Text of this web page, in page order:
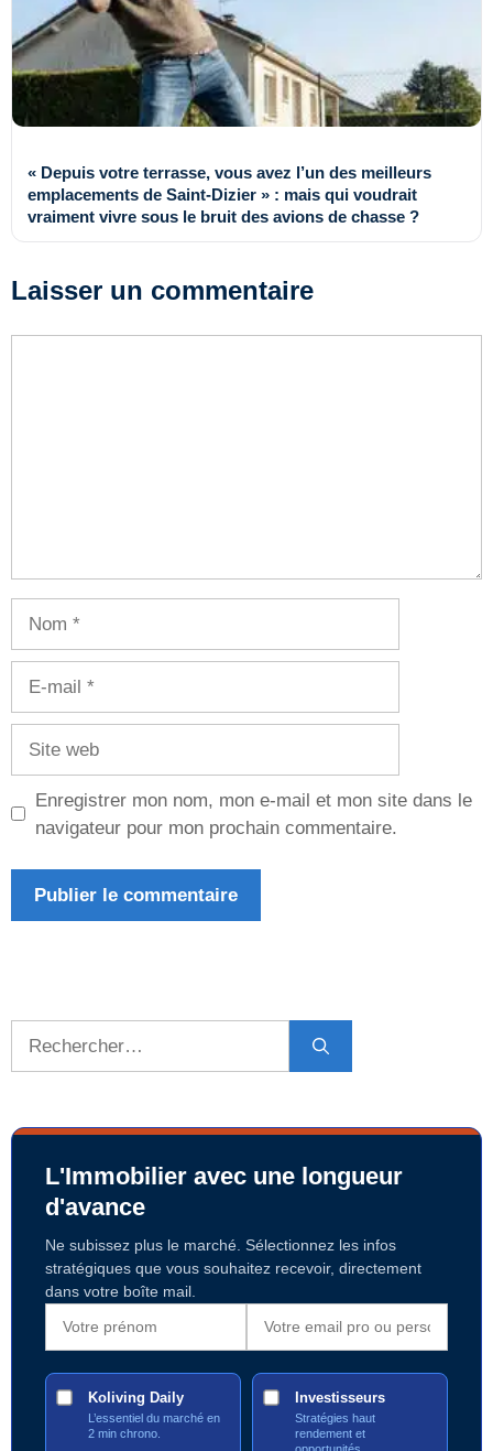
« Depuis votre terrasse, vous avez l’un des meilleurs
emplacements de Saint-Dizier » : mais qui voudrait
vraiment vivre sous le bruit des avions de chasse ?
Laisser un commentaire
Enregistrer mon nom, mon e-mail et mon site dans le
navigateur pour mon prochain commentaire.
L'Immobilier avec une longueur
d'avance
Ne subissez plus le marché. Sélectionnez les infos
stratégiques que vous souhaitez recevoir, directement
dans votre boîte mail.
Koliving Daily
L’essentiel du marché en
2 min chrono.
Investisseurs
Stratégies haut
rendement et